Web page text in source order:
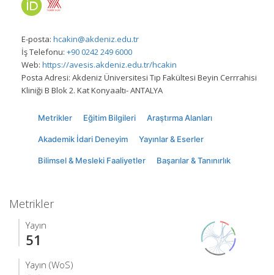
E-posta: hcakin@akdeniz.edu.tr
İş Telefonu: +90 0242 249 6000
Web: https://avesis.akdeniz.edu.tr/hcakin
Posta Adresi: Akdeniz Üniversitesi Tıp Fakültesi Beyin Cerrrahisi
Kliniği B Blok 2. Kat Konyaaltı- ANTALYA
Metrikler Eğitim Bilgileri Araştırma Alanları
Akademik İdari Deneyim Yayınlar & Eserler
Bilimsel & Mesleki Faaliyetler Başarılar & Tanınırlık
Metrikler
Yayın
51
Yayın (WoS)